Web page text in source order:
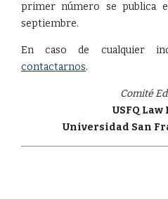
primer número se publica
septiembre.
En caso de cualquier
contactarnos.
Comité
USFQ Law
Universidad San